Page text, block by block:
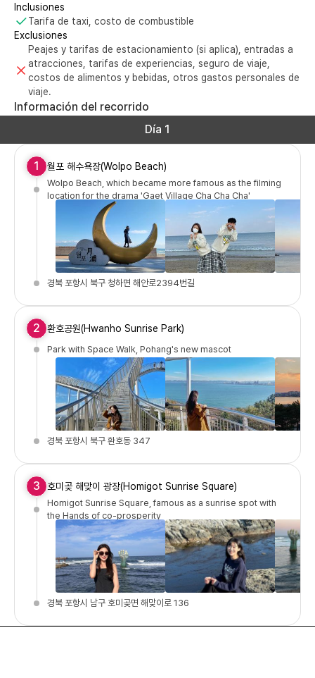
Inclusiones
Tarifa de taxi, costo de combustible
Exclusiones
Peajes y tarifas de estacionamiento (si aplica), entradas a
atracciones, tarifas de experiencias, seguro de viaje,
costos de alimentos y bebidas, otros gastos personales de
viaje.
Información del recorrido
Día 1
1 월포 해수욕장(Wolpo Beach)
Wolpo Beach, which became more famous as the filming
location for the drama 'Gaet Village Cha Cha Cha'
경북 포항시 북구 청하면 해안로2394번길
2 환호공원(Hwanho Sunrise Park)
Park with Space Walk, Pohang's new mascot
경북 포항시 북구 환호동 347
3 호미곶 해맞이 광장(Homigot Sunrise Square)
Homigot Sunrise Square, famous as a sunrise spot with
the Hands of co-prosperity
경북 포항시 남구 호미곶면 해맞이로 136